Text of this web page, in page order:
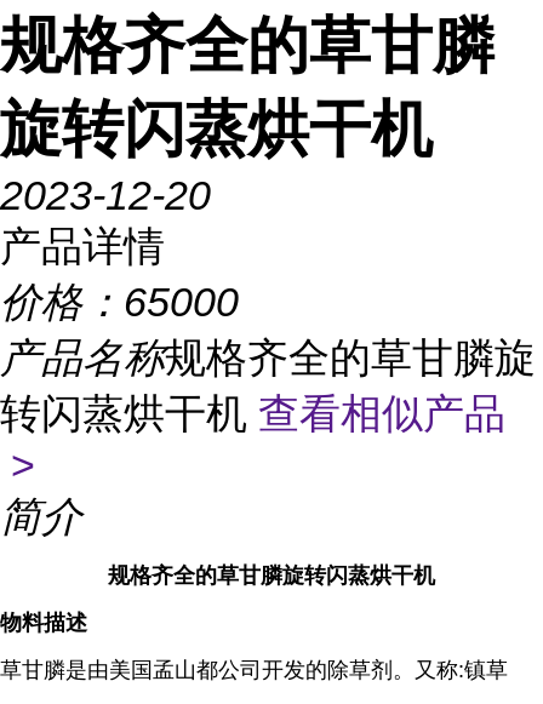
规格齐全的草甘膦
旋转闪蒸烘干机
2023-12-20
产品详情
价格： 65000
产品名称规格齐全的草甘膦旋
转闪蒸烘干机 查看相似产品
>
简介
规格齐全的草甘膦旋转闪蒸烘干机
物料描述
草甘膦是由美国孟山都公司开发的除草剂。又称:镇草